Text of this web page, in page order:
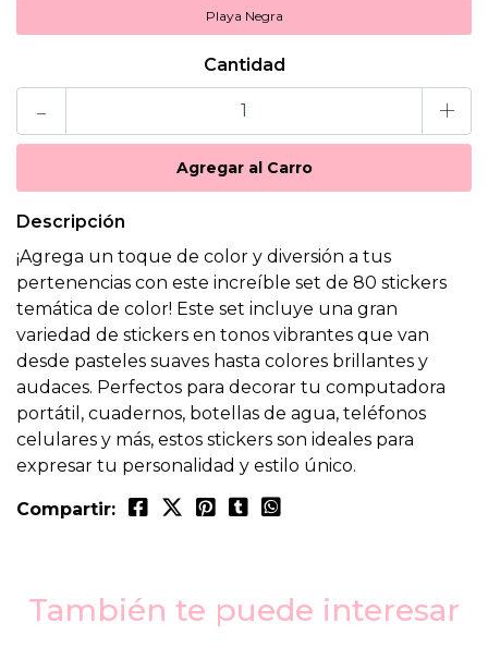
Playa Negra
Cantidad
- +
Descripción
¡Agrega un toque de color y diversión a tus
pertenencias con este increíble set de 80 stickers
temática de color! Este set incluye una gran
variedad de stickers en tonos vibrantes que van
desde pasteles suaves hasta colores brillantes y
audaces. Perfectos para decorar tu computadora
portátil, cuadernos, botellas de agua, teléfonos
celulares y más, estos stickers son ideales para
expresar tu personalidad y estilo único.
Compartir:
También te puede interesar